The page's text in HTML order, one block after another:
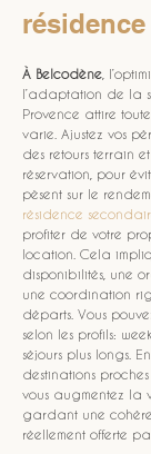
À Belcodène ,
l’adaptation de la
Provence attire
varie. Ajustez vos
des retours terrain
réservation, pour
pèsent sur le
résidence
profiter de votre
location. Cela
disponibilités, une
une coordination
départs. Vous
selon les profils:
séjours plus longs.
destinations proches
vous augmentez la
gardant une
réellement offerte